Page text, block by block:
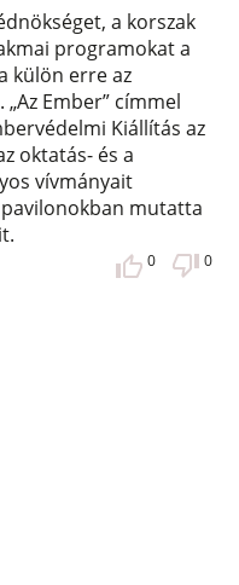
a korszak
programokat a
külön erre az
Ember” címmel
Kiállítás az
oktatás- és a
vívmányait
mutatta
0 0